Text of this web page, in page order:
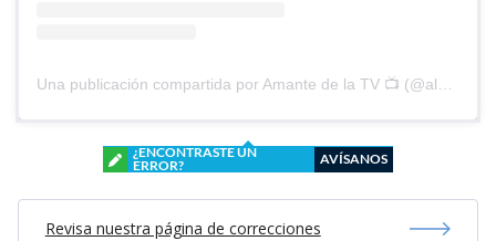
Una publicación compartida por Amante de la TV 📺 (@alguien_te_observa)
¿ENCONTRASTE UN
ERROR?
AVÍSANOS
Revisa nuestra página de correcciones